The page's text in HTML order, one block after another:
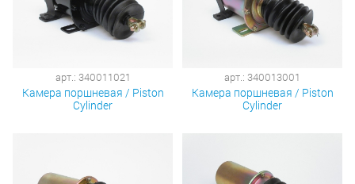
арт.: 340011021
Камера поршневая / Piston
Cylinder
арт.: 340013001
Камера поршневая / Piston
Cylinder